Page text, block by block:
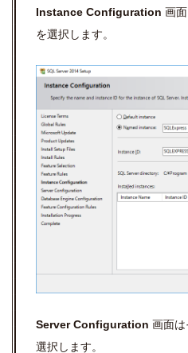
Instance Configuration 画
を選択します。
Server Configuration 画面
選択します。